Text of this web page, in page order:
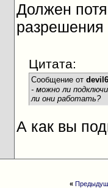
Должен
разрешения
Цитата:
Сообщение от
- можно ли
ли они работать?
А как вы
«